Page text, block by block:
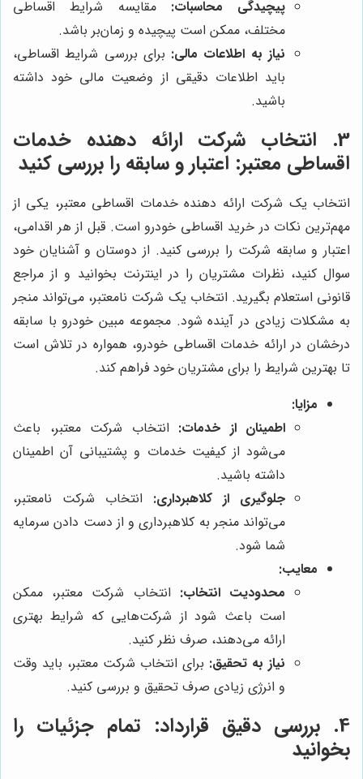
پیچیدگی محاسبات:
مقایسه شرایط اقساطی
مختلف، ممکن است پیچیده و زمان‌بر باشد.
نیاز به اطلاعات مالی: برای بررسی شرایط اقساطی،
باید اطلاعات دقیقی از وضعیت مالی خود داشته
باشید.
3. انتخاب شرکت ارائه دهنده خدمات
اقساطی معتبر: اعتبار و سابقه را بررسی کنید
انتخاب یک شرکت ارائه دهنده خدمات اقساطی معتبر، یکی از
مهم‌ترین نکات در خرید اقساطی خودرو است. قبل از هر اقدامی،
اعتبار و سابقه شرکت را بررسی کنید. از دوستان و آشنایان خود
سوال کنید، نظرات مشتریان را در اینترنت بخوانید و از مراجع
قانونی استعلام بگیرید. انتخاب یک شرکت نامعتبر، می‌تواند منجر
به مشکلات زیادی در آینده شود. مجموعه مبین خودرو با سابقه
درخشان در ارائه خدمات اقساطی خودرو، همواره در تلاش است
تا بهترین شرایط را برای مشتریان خود فراهم کند.
مزایا:
اطمینان از خدمات: انتخاب شرکت معتبر، باعث
می‌شود از کیفیت خدمات و پشتیبانی آن اطمینان
داشته باشید.
جلوگیری از کلاهبرداری: انتخاب شرکت نامعتبر،
می‌تواند منجر به کلاهبرداری و از دست دادن سرمایه
شما شود.
معایب:
محدودیت انتخاب: انتخاب شرکت معتبر، ممکن
است باعث شود از شرکت‌هایی که شرایط بهتری
ارائه می‌دهند، صرف نظر کنید.
نیاز به تحقیق: برای انتخاب شرکت معتبر، باید وقت
و انرژی زیادی صرف تحقیق و بررسی کنید.
4. بررسی دقیق قرارداد: تمام جزئیات را
بخوانید